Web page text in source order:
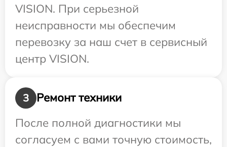
VISION. При серьезной
неисправности мы обеспечим
перевозку за наш счет в сервисный
центр VISION.
3
Ремонт техники
После полной диагностики мы
согласуем с вами точную стоимость,